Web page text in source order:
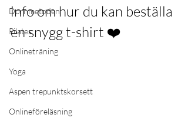
Dornmetoden
Pilates
Onlineträning
Yoga
Aspen trepunktskorsett
Onlineföreläsning
info om hur du kan beställa
en snygg t-shirt ❤️